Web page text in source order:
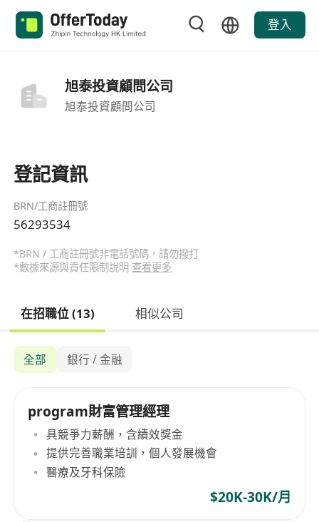
登入
旭泰投資顧問公司
旭泰投資顧問公司
登記資訊
BRN/工商註冊號
56293534
*BRN / 工商註冊號非電話號碼，請勿撥打
*數據來源與責任限制說明 查看更多
在招職位 (13) 相似公司
全部 銀行 / 金融
program財富管理經理
具競爭力薪酬，含績效獎金
提供完善職業培訓，個人發展機會
醫療及牙科保險
$20K-30K/月